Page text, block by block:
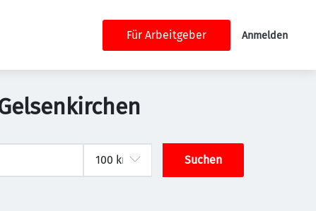
Für Arbeitgeber Anmelden
Suchen